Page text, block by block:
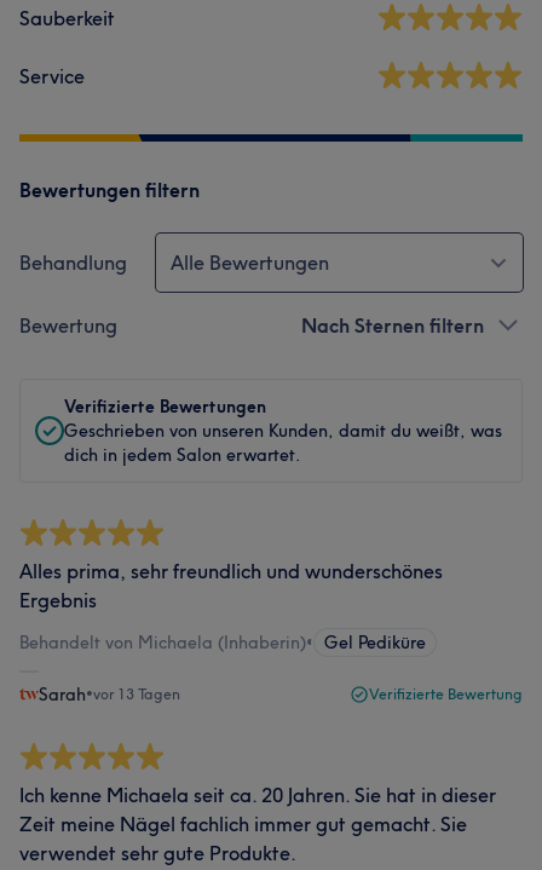
Sauberkeit
Service
Bewertungen filtern
Behandlung Alle Bewertungen
Bewertung Nach Sternen filtern
Verifizierte Bewertungen
Geschrieben von unseren Kunden, damit du weißt, was
dich in jedem Salon erwartet.
Alles prima, sehr freundlich und wunderschönes
Ergebnis
Behandelt von Michaela (Inhaberin)• Gel Pediküre
Sarah•vor 13 Tagen Verifizierte Bewertung
Ich kenne Michaela seit ca. 20 Jahren. Sie hat in dieser
Zeit meine Nägel fachlich immer gut gemacht. Sie
verwendet sehr gute Produkte.